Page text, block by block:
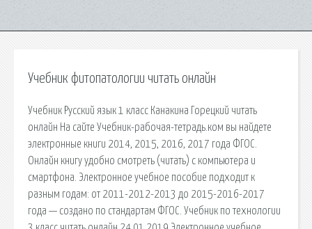
Учебник фитопатологии читать онлайн
Учебник Русский язык 1 класс Канакина Горецкий читать
онлайн На сайте Учебник-рабочая-тетрадь.ком вы найдете
электронные книги 2014, 2015, 2016, 2017 года ФГОС.
Онлайн книгу удобно смотреть (читать) с компьютера и
смартфона. Электронное учебное пособие подходит к
разным годам: от 2011-2012-2013 до 2015-2016-2017
года — создано по стандартам ФГОС. Учебник по технологии